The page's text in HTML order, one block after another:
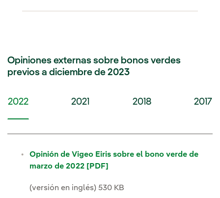
Opiniones externas sobre bonos verdes
previos a diciembre de 2023
2022 2021 2018 2017
2022Opinión de Vigeo Eiris sobre el bono verde de
marzo de 2022 [PDF]
(versión en inglés) 530 KB